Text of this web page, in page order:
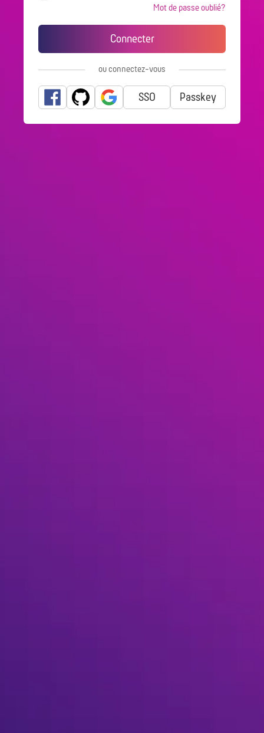
Mot de passe oublié?
ou connectez-vous
SSO Passkey